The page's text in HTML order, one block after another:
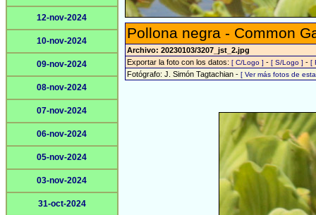
12-nov-2024
10-nov-2024
09-nov-2024
08-nov-2024
07-nov-2024
06-nov-2024
05-nov-2024
03-nov-2024
31-oct-2024
Pollona negra - Common
Archivo: 20230103/3207_jst_2.jpg
Exportar la foto con los datos: [ C/Logo ] - [ S/Logo ] - [
Fotógrafo: J. Simón Tagtachian - [ Ver más fotos de